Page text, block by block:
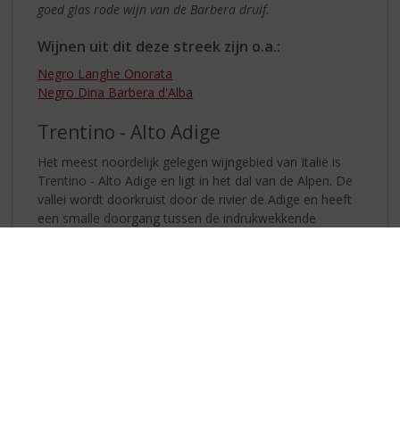
goed glas rode wijn van de Barbera druif.
Wijnen uit dit deze streek zijn o.a.:
Negro Langhe Onorata
Negro Dina Barbera d'Alba
Trentino - Alto Adige
Het meest noordelijk gelegen wijngebied van Italië is
Trentino - Alto Adige en ligt in het dal van de Alpen. De
vallei wordt doorkruist door de rivier de Adige en heeft
een smalle doorgang tussen de indrukwekkende